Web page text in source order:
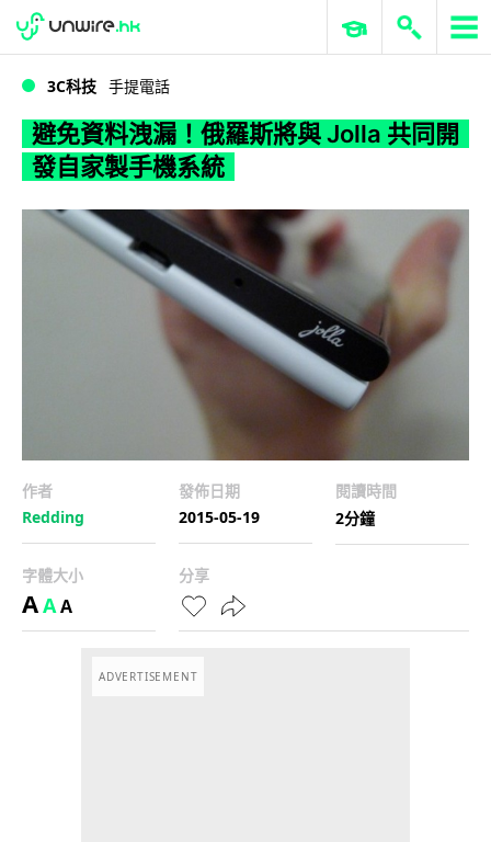
WWDC 2026 ERP 與商業 AI
3C科技 手提電話
避免資料洩漏！俄羅斯將與 Jolla 共同開
發自家製手機系統
作者
Redding
發佈日期
2015-05-19
閱讀時間
2分鐘
字體大小
AAA
分享
ADVERTISEMENT